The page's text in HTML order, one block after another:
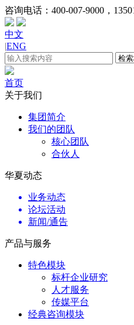
咨询电话： 400-007-9000，
中文
|ENG
首页
关于我们
集团简介
我们的团队
核心团队
合伙人
华夏动态
业务动态
论坛活动
新闻/通告
产品与服务
特色模块
标杆企业研究
人才服务
传媒平台
经典咨询模块